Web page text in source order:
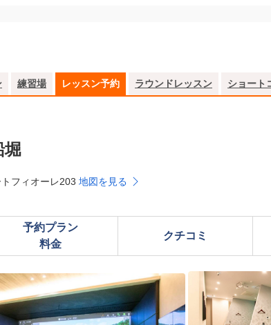
練習場 レッスン予約 ラウンドレッスン ショート
堀
フィオーレ203 地図を見る
予約プラン
料金
クチコミ